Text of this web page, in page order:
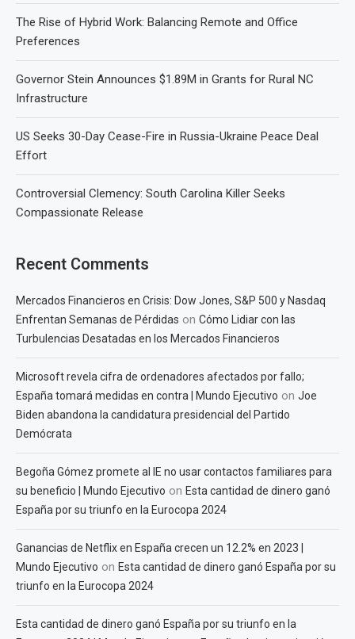
The Rise of Hybrid Work: Balancing Remote and Office
Preferences
Governor Stein Announces $1.89M in Grants for Rural NC
Infrastructure
US Seeks 30-Day Cease-Fire in Russia-Ukraine Peace Deal
Effort
Controversial Clemency: South Carolina Killer Seeks
Compassionate Release
Recent Comments
Mercados Financieros en Crisis: Dow Jones, S&P 500 y Nasdaq
Enfrentan Semanas de Pérdidas on Cómo Lidiar con las
Turbulencias Desatadas en los Mercados Financieros
Microsoft revela cifra de ordenadores afectados por fallo;
España tomará medidas en contra | Mundo Ejecutivo on Joe
Biden abandona la candidatura presidencial del Partido
Demócrata
Begoña Gómez promete al IE no usar contactos familiares para
su beneficio | Mundo Ejecutivo on Esta cantidad de dinero ganó
España por su triunfo en la Eurocopa 2024
Ganancias de Netflix en España crecen un 12.2% en 2023 |
Mundo Ejecutivo on Esta cantidad de dinero ganó España por su
triunfo en la Eurocopa 2024
Esta cantidad de dinero ganó España por su triunfo en la